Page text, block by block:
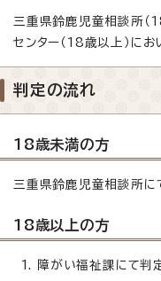
三重県鈴鹿児童相談所（
センター（18歳以上）に
判定の流れ
18歳未満の方
三重県鈴鹿児童相談所に
18歳以上の方
障がい福祉課にて判